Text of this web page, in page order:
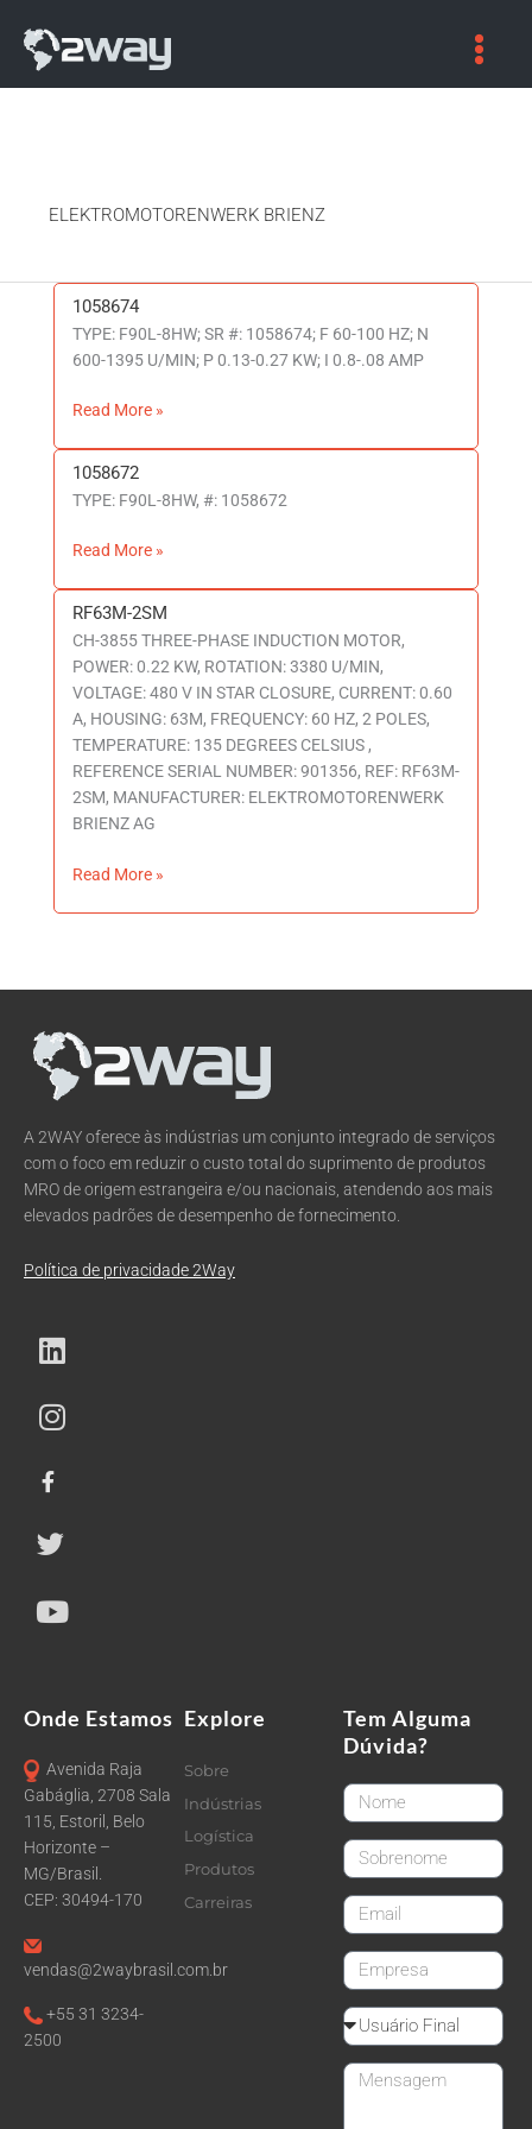
ELEKTROMOTORENWERK BRIENZ
1058674
TYPE: F90L-8HW; SR #: 1058674; F 60-100 HZ; N
600-1395 U/MIN; P 0.13-0.27 KW; I 0.8-.08 AMP
1058674
Read More »
1058672
TYPE: F90L-8HW, #: 1058672
1058672
Read More »
RF63M-2SM
CH-3855 THREE-PHASE INDUCTION MOTOR,
POWER: 0.22 KW, ROTATION: 3380 U/MIN,
VOLTAGE: 480 V IN STAR CLOSURE, CURRENT: 0.60
A, HOUSING: 63M, FREQUENCY: 60 HZ, 2 POLES,
TEMPERATURE: 135 DEGREES CELSIUS ,
REFERENCE SERIAL NUMBER: 901356, REF: RF63M-
2SM, MANUFACTURER: ELEKTROMOTORENWERK
BRIENZ AG
RF63M-
2SM
Read More »
A 2WAY oferece às indústrias um conjunto integrado de serviços
com o foco em reduzir o custo total do suprimento de produtos
MRO de origem estrangeira e/ou nacionais, atendendo aos mais
elevados padrões de desempenho de fornecimento.
Política de privacidade 2Way
Onde Estamos
Avenida Raja
Gabáglia, 2708 Sala
115, Estoril, Belo
Horizonte –
MG/Brasil.
CEP: 30494-170
vendas@2waybrasil.com.br
+55 31 3234-
2500
Explore
Sobre
Indústrias
Logística
Produtos
Carreiras
Tem Alguma
Dúvida?
FirstName
LastName
email
CompanyName
Reseller
Message